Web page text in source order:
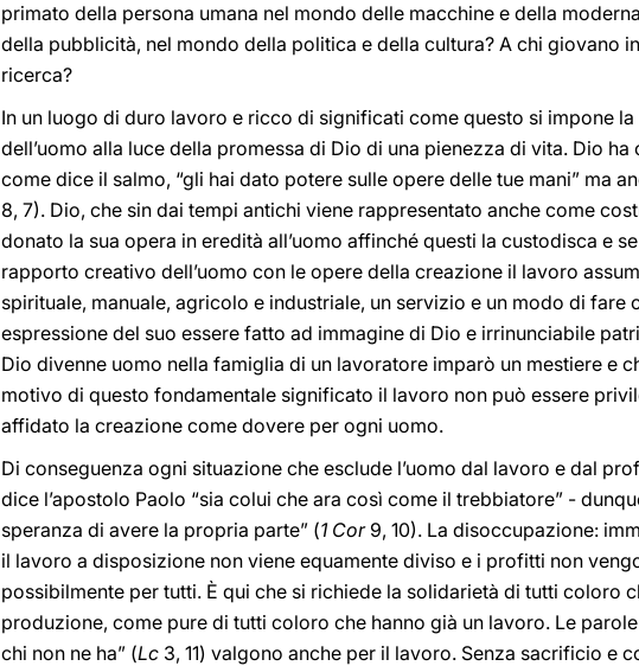
primato della persona umana nel mondo delle macchine e della
della pubblicità, nel mondo della politica e della cultura? A chi giovano
ricerca?
In un luogo di duro lavoro e ricco di significati come questo si impone
dell’uomo alla luce della promessa di Dio di una pienezza di vita. Dio
come dice il salmo, “gli hai dato potere sulle opere delle tue mani” ma
8, 7). Dio, che sin dai tempi antichi viene rappresentato anche come
donato la sua opera in eredità all’uomo affinché questi la custodisca e
rapporto creativo dell’uomo con le opere della creazione il lavoro
spirituale, manuale, agricolo e industriale, un servizio e un modo di fare
espressione del suo essere fatto ad immagine di Dio e irrinunciabile
Dio divenne uomo nella famiglia di un lavoratore imparò un mestiere e
motivo di questo fondamentale significato il lavoro non può essere
affidato la creazione come dovere per ogni uomo.
Di conseguenza ogni situazione che esclude l’uomo dal lavoro e dal
dice l’apostolo Paolo “sia colui che ara così come il trebbiatore” -
speranza di avere la propria parte” (1 Cor 9, 10). La disoccupazione:
il lavoro a disposizione non viene equamente diviso e i profitti non
possibilmente per tutti. È qui che si richiede la solidarietà di tutti coloro
produzione, come pure di tutti coloro che hanno già un lavoro. Le
chi non ne ha” (Lc 3, 11) valgono anche per il lavoro. Senza sacrificio